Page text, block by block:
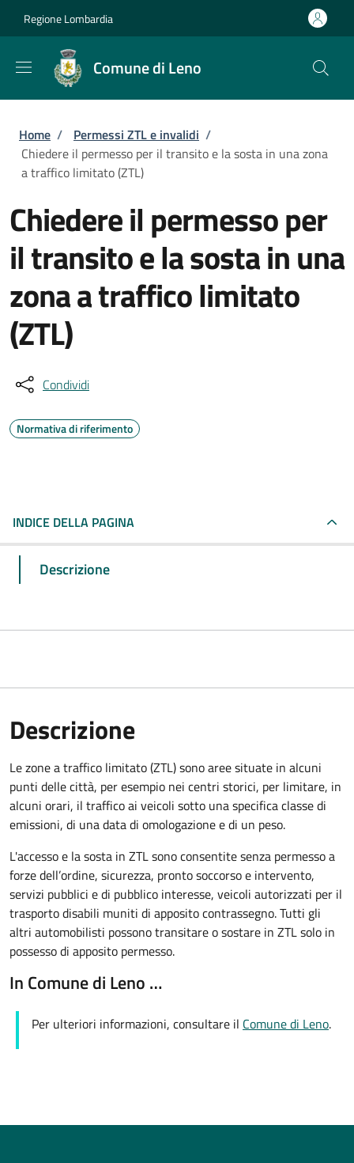
Regione Lombardia
Comune di Leno
Briciole di pane
Home / Permessi ZTL e invalidi /
Chiedere il permesso per il transito e la sosta in una zona
a traffico limitato (ZTL)
Chiedere il permesso per
il transito e la sosta in una
zona a traffico limitato
(ZTL)
Condividi
Normativa di riferimento
INDICE DELLA PAGINA
Descrizione
Descrizione
Le zone a traffico limitato (ZTL) sono aree situate in alcuni
punti delle città, per esempio nei centri storici, per limitare, in
alcuni orari, il traffico ai veicoli sotto una specifica classe di
emissioni, di una data di omologazione e di un peso.
L'accesso e la sosta in ZTL sono consentite senza permesso a
forze dell’ordine, sicurezza, pronto soccorso e intervento,
servizi pubblici e di pubblico interesse, veicoli autorizzati per il
trasporto disabili muniti di apposito contrassegno. Tutti gli
altri automobilisti possono transitare o sostare in ZTL solo in
possesso di apposito permesso.
In Comune di Leno …
Per ulteriori informazioni, consultare il Comune di Leno.